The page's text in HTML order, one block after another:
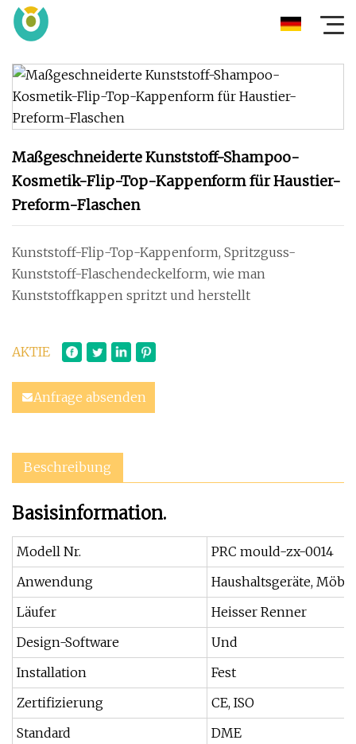
Maßgeschneiderte Kunststoff-Shampoo-
Kosmetik-Flip-Top-Kappenform für Haustier-
Preform-Flaschen
Kunststoff-Flip-Top-Kappenform, Spritzguss-
Kunststoff-Flaschendeckelform, wie man
Kunststoffkappen spritzt und herstellt
AKTIE
Anfrage absenden
Beschreibung
Basisinformation.
Modell Nr.
PRC mould-zx-0014
Anwendung
Haushaltsgeräte,
Läufer
Heisser Renner
Design-Software
Und
Installation
Fest
Zertifizierung
CE, ISO
Standard
DME